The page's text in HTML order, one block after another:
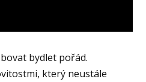
bydlet pořád.
který neustále